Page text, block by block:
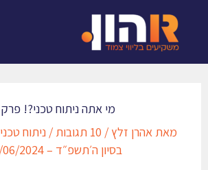
מי אתה ניתוח טכני?! פרק ג
מאתאהרן זלץ/10 תגובות /ניתוח טכני,
בסיון ה׳תשפ״ד – 25/06/2024